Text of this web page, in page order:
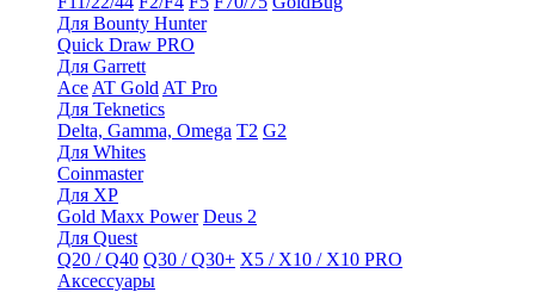
Для Bounty Hunter
Quick Draw PRO
Для Garrett
Ace AT Gold AT Pro
Для Teknetics
Delta, Gamma, Omega Т2 G2
Для Whites
Coinmaster
Для XP
Gold Maxx Power Deus 2
Для Quest
Q20 / Q40 Q30 / Q30+ X5 / X10 / X10 PRO
Аксессуары